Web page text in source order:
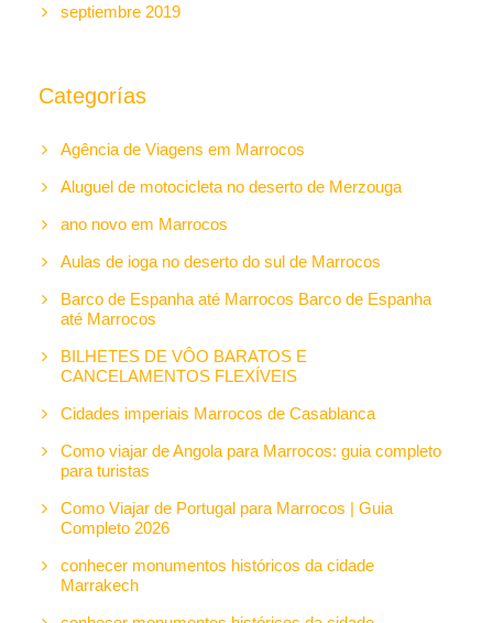
septiembre 2019
Categorías
Agência de Viagens em Marrocos
Aluguel de motocicleta no deserto de Merzouga
ano novo em Marrocos
Aulas de ioga no deserto do sul de Marrocos
Barco de Espanha até Marrocos Barco de Espanha
até Marrocos
BILHETES DE VÔO BARATOS E
CANCELAMENTOS FLEXÍVEIS
Cidades imperiais Marrocos de Casablanca
Como viajar de Angola para Marrocos: guia completo
para turistas
Como Viajar de Portugal para Marrocos | Guia
Completo 2026
conhecer monumentos históricos da cidade
Marrakech